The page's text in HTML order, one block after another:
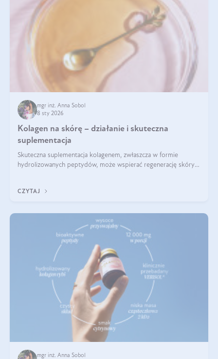
mgr inż. Anna Sobol
8 sty 2026
Kolagen na skórę – działanie i skuteczna
suplementacja
Skuteczna suplementacja kolagenem, zwłaszcza w formie
hydrolizowanych peptydów, może wspierać regenerację skóry i
CZYTAJ
mgr inż. Anna Sobol